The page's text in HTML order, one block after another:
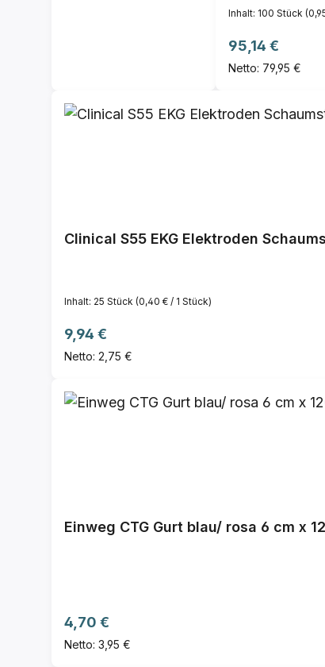
Inhalt: 100 Stück
Regulärer Preis:
95,14 €
Netto: 79,95 €
Clinical S55 EKG Elektroden
Inhalt: 25 Stück (0,40 € / 1 Stück)
Regulärer Preis:
9,94 €
Netto: 2,75 €
Einweg CTG Gurt blau/ rosa 6 cm x
Regulärer Preis:
4,70 €
Netto: 3,95 €